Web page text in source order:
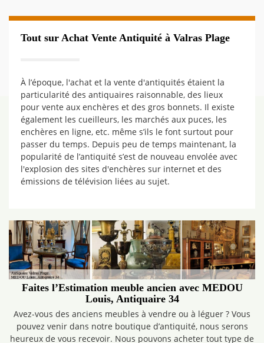
Tout sur Achat Vente Antiquité à Valras Plage
À l’époque, l'achat et la vente d'antiquités étaient la
particularité des antiquaires raisonnable, des lieux
pour vente aux enchères et des gros bonnets. Il existe
également les cueilleurs, les marchés aux puces, les
enchères en ligne, etc. même s’ils le font surtout pour
passer du temps. Depuis peu de temps maintenant, la
popularité de l’antiquité s’est de nouveau envolée avec
l'explosion des sites d'enchères sur internet et des
émissions de télévision liées au sujet.
Faites l’Estimation meuble ancien avec MEDOU
Louis, Antiquaire 34
Avez-vous des anciens meubles à vendre ou à léguer ? Vous
pouvez venir dans notre boutique d’antiquité, nous serons
heureux de vous recevoir. Nous pouvons acheter tout type de